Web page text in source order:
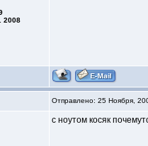
2008
Отправлено: 25 Ноября,
с ноутом косяк